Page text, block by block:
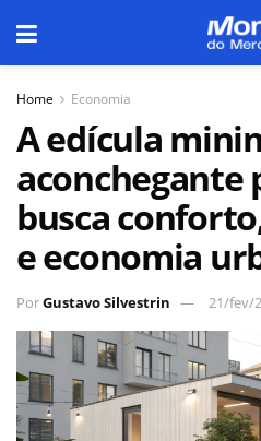
Home Economia
A edícula
aconchegante
busca
e economia
PorGustavo Silvestrin 21/fev/